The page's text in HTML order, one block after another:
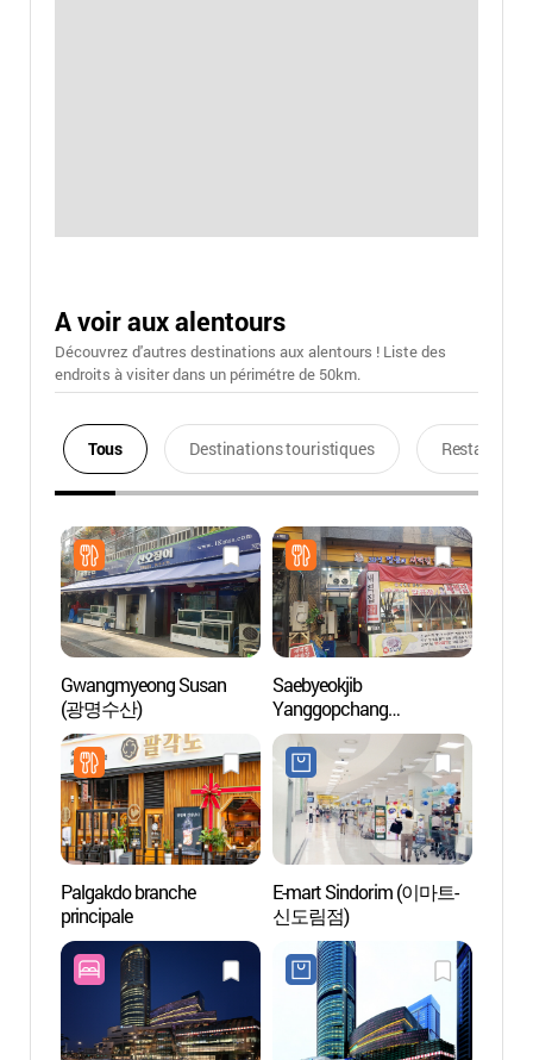
A voir aux alentours
Découvrez d'autres destinations aux alentours ! Liste des
endroits à visiter dans un périmétre de 50km.
Tous Destinations touristiques Restaurants
Gwangmyeong Susan
(광명수산)
Saebyeokjib
Yanggopchang
(새벽집양곱창)
Palgakdo branche
principale
E-mart Sindorim (이마트-
신도림점)